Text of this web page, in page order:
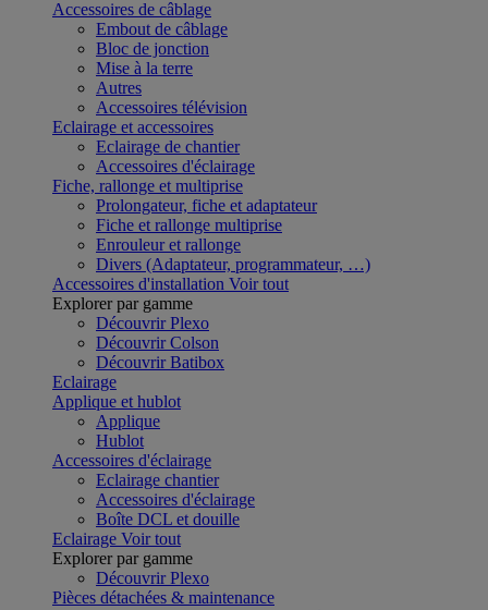
Accessoires de câblage
Embout de câblage
Bloc de jonction
Mise à la terre
Autres
Accessoires télévision
Eclairage et accessoires
Eclairage de chantier
Accessoires d'éclairage
Fiche, rallonge et multiprise
Prolongateur, fiche et adaptateur
Fiche et rallonge multiprise
Enrouleur et rallonge
Divers (Adaptateur, programmateur, …)
Accessoires d'installation Voir tout
Explorer par gamme
Découvrir Plexo
Découvrir Colson
Découvrir Batibox
Eclairage
Applique et hublot
Applique
Hublot
Accessoires d'éclairage
Eclairage chantier
Accessoires d'éclairage
Boîte DCL et douille
Eclairage Voir tout
Explorer par gamme
Découvrir Plexo
Pièces détachées & maintenance